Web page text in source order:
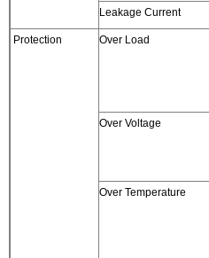
Leakage Current
Protection Over Load
Over Voltage
Over Temperature